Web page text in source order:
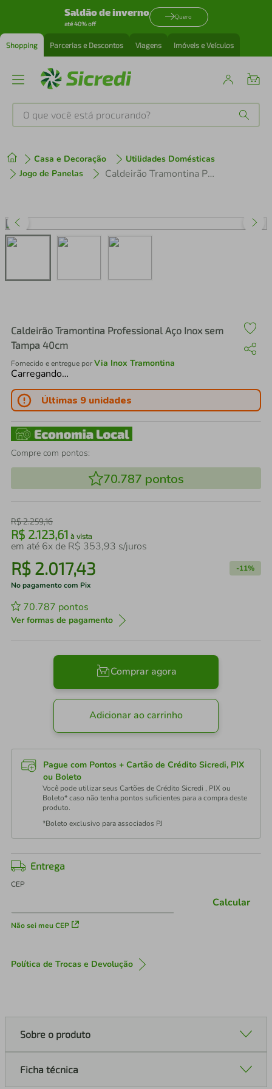
Saldão de inverno
até 40% off
Quero
Shopping Parcerias e Descontos Viagens Imóveis e Veículos
O que você está procurando?
Casa e Decoração
Utilidades Domésticas
Jogo de Panelas
Caldeirão Tramontina Professional Aço Inox sem Tampa 40cm
Caldeirão Tramontina Professional Aço Inox sem
Tampa 40cm
Fornecido e entregue porVia Inox Tramontina
Carregando…
Últimas 9 unidades
Compre com pontos:
70.787 pontos
R$2.259,16
R$ 2.123,61 à vista
em até 6x de R$ 353,93 s/juros
R$ 2.017,43 -11%
No pagamento com Pix
70.787 pontos
Ver formas de pagamento
Comprar agora
Adicionar ao carrinho
Pague com Pontos + Cartão de Crédito Sicredi, PIX
ou Boleto
Você pode utilizar seus Cartões de Crédito Sicredi , PIX ou
Boleto* caso não tenha pontos suficientes para a compra deste
produto.
*Boleto exclusivo para associados PJ
Entrega
CEP
Não sei meu CEP
Calcular
Política de Trocas e Devolução
Sobre o produto
Ficha técnica
1º tenis
3º perfume